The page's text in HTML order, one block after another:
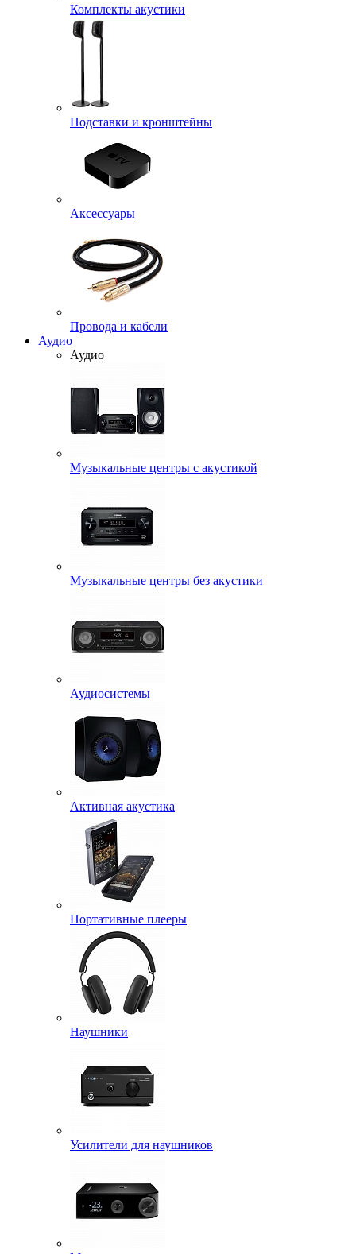
Комплекты акустики
Подставки и кронштейны
Аксессуары
Провода и кабели
Аудио
Аудио
Музыкальные центры с акустикой
Музыкальные центры без акустики
Аудиосистемы
Активная акустика
Портативные плееры
Наушники
Усилители для наушников